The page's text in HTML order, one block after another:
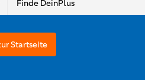
Startseite